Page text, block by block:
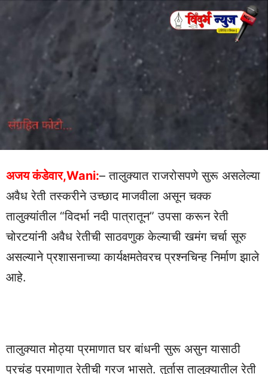
अजय कंडेवार,Wani:– तालुक्यात राजरोसपणे सुरू असलेल्या
अवैध रेती तस्करीने उच्छाद माजवीला असून चक्क
तालुक्यांतील “विदर्भा नदी पात्रातून” उपसा करून रेती
चोरटयांनी अवैध रेतीची साठवणुक केल्याची खमंग चर्चा सूरु
असल्याने प्रशासनाच्या कार्यक्षमतेवरच प्रश्नचिन्ह निर्माण झाले
आहे.
तालुक्यात मोठ्या प्रमाणात घर बांधनी सुरू असुन यासाठी
प्रचंड प्रमाणात रेतीची गरज भासते. तुर्तास तालुक्यातील रेती